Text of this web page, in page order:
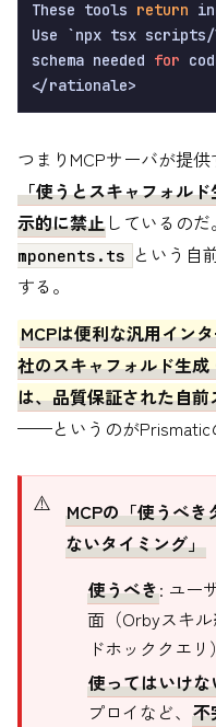
These tools return
Use `npx tsx
schema needed for
つまりMCPサーバが提供
「使うとスキャフォル
示的に禁止 しているの
mponents.ts という自
する。
MCPは便利な汎用イン
社のスキャフォルド生
は、品質保証された自
——というのがPrismatic
MCPの「使うべ
ないタイミング」
使うべき: ユー
面（Orbyスキ
ドホッククエリ
使ってはいけな
プロイなど、 不